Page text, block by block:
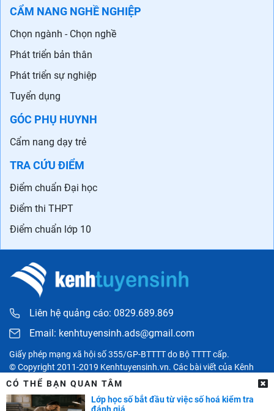
CẨM NANG NGHỀ NGHIỆP
Chọn ngành - Chọn nghề
Phát triển bản thân
Phát triển sự nghiệp
Tuyển dụng
GÓC PHỤ HUYNH
Cẩm nang dạy trẻ
TRA CỨU ĐIỂM
Điểm chuẩn Đại học
Điểm thi THPT
Điểm chuẩn lớp 10
Liên hệ quảng cáo: 0829.689.869
Email: kenhtuyensinh.ads@gmail.com
Giấy phép mạng xã hội số 355/GP-BTTTT do Bộ TTTT cấp.
© Copyright 2011-2019 Kenhtuyensinh.vn. Các bài viết của Kênh
tuyển sinh chỉ có tính chất tham khảo, được tổng hợp từ các nguồn
uy tín khác và bản quyền thuộc về các đối tác. Mọi thông tin liên
quan người đọc có thể liên hệ trực tiếp đến các cơ quan, tổ chức
CÓ THỂ BẠN QUAN TÂM
Lớp học số bắt đầu từ việc số hoá kiểm tra